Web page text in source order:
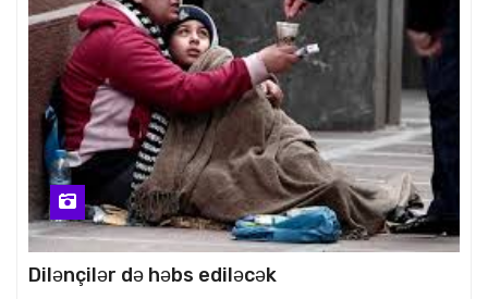
Dilənçilər də həbs ediləcək